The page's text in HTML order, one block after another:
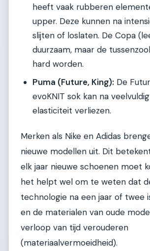
heeft vaak rubberen
upper. Deze kunnen na
slijten of loslaten. De Copa
duurzaam, maar de
hard worden.
Puma (Future, King): De
evoKNIT sok kan na
elasticiteit verliezen.
Merken als Nike en Adidas
nieuwe modellen uit. Dit
elk jaar nieuwe schoenen moet
het helpt wel om te weten dat
technologie na een jaar of twee
en de materialen van oude
verloop van tijd verouderen
(materiaalvermoeidheid).